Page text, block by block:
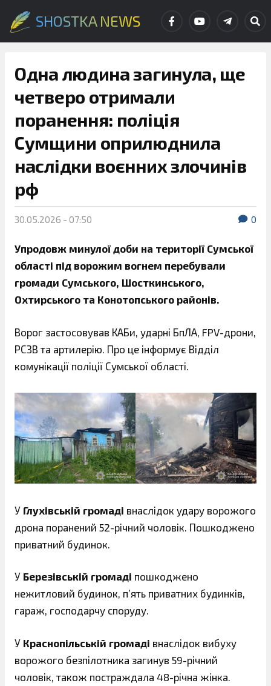
SHOSTKA NEWS
Одна людина загинула, ще
четверо отримали
поранення: поліція
Сумщини оприлюднила
наслідки воєнних злочинів
рф
30.05.2026 - 07:50 0
Упродовж минулої доби на території Сумської
області під ворожим вогнем перебували
громади Сумського, Шосткинського,
Охтирського та Конотопського районів.
Ворог застосовував КАБи, ударні БпЛА, FPV-дрони,
РСЗВ та артилерію. Про це інформує Відділ
комунікації поліції Сумської області.
У Глухівській громаді внаслідок удару ворожого
дрона поранений 52-річний чоловік. Пошкоджено
приватний будинок.
У Березівській громаді пошкоджено
нежитловий будинок, п’ять приватних будинків,
гараж, господарчу споруду.
У Краснопільській громаді внаслідок вибуху
ворожого безпілотника загинув 59-річний
чоловік, також постраждала 48-річна жінка.